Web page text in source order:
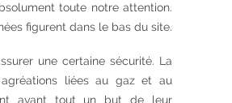
toute notre attention.
figurent dans le bas du site.
une certaine sécurité. La
liées au gaz et au
avant tout un but de leur